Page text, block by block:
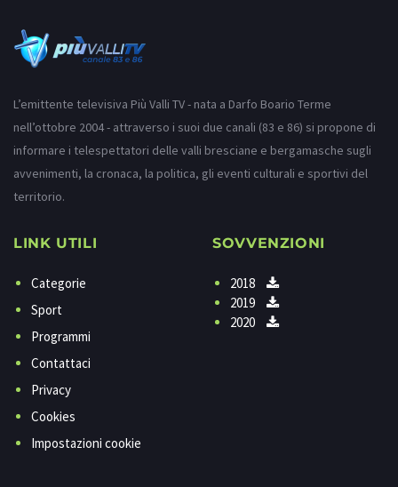
L’emittente televisiva Più Valli TV - nata a Darfo Boario Terme
nell’ottobre 2004 - attraverso i suoi due canali (83 e 86) si propone di
informare i telespettatori delle valli bresciane e bergamasche sugli
avvenimenti, la cronaca, la politica, gli eventi culturali e sportivi del
territorio.
LINK UTILI
Categorie
Sport
Programmi
Contattaci
Privacy
Cookies
Impostazioni cookie
SOVVENZIONI
2018
2019
2020